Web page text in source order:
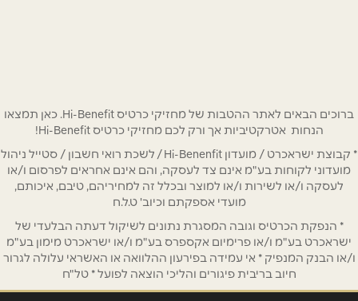
טלפון*
אימייל*
נושא*
אנא חזרו אלי בקשר ל...
הודעה*
ברוכים הבאים לאתר ההטבות של מחזיקי כרטיס Hi-Benefit. כאן תמצאו
הנחות אטרקטיביות אך ורק לכם מחזיקי כרטיס Hi-Benefit!
* קבוצת ישראכרט / מועדון Hi-Benenfit / לשכת רואי חשבון / סטייל ניהול
מועדוני לקוחות בע"מ אינם צד לעסקה, והם אינם אחראים לפרסום ו/או
לעסקה ו/או לשירות ו/או למוצר ובכלל זה למחיריהם, טיבם, איכותם,
מועדי אספקתם וכיוב' ט.ל.ח
* הנפקת הכרטיס וגובה המסגרת נתונים לשיקול דעתה הבלעדי של
ישראכרט בע"מ ו/או פרימיום אקספרס בע"מ ו/או ישראכרט מימון בע"מ
ו/או הבנק המנפיק * אי עמידה בפירעון ההלוואה או האשראי עלולה לגרור
חיוב בריבית פיגורים והליכי הוצאה לפועל * טל"ח